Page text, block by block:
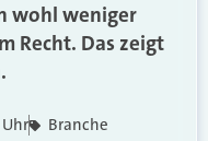
wohl weniger
Recht. Das zeigt
Uhr Branche